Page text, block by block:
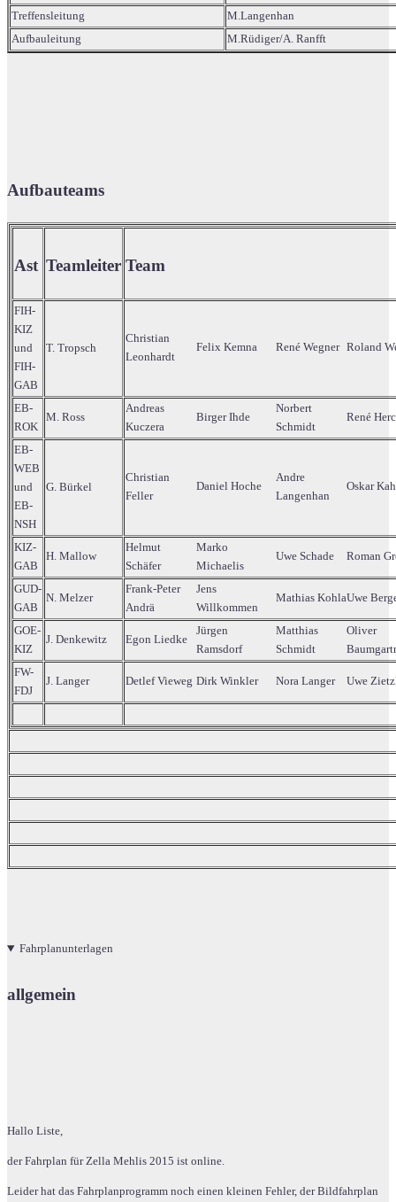
Treffensleitung
M.Langenhan
Aufbauleitung
M.Rüdiger/A. Ranfft
Aufbauteams
Ast Teamleiter Team
FIH-
KIZ
und
FIH-
GAB
T. Tropsch
Christian
Leonhardt
Felix Kemna René Wegner Roland
EB-
ROK
M. Ross
Andreas
Kuczera
Birger Ihde
Norbert
Schmidt
René
EB-
WEB
und
EB-
NSH
G. Bürkel
Christian
Feller
Daniel Hoche
Andre
Langenhan
Oskar
KIZ-
GAB
H. Mallow
Helmut
Schäfer
Marko
Michaelis
Uwe Schade Roman
GUD-
GAB
N. Melzer
Frank-Peter
Andrä
Jens
Willkommen
Mathias KohlaUwe
GOE-
KIZ
J. Denkewitz Egon Liedke
Jürgen
Ramsdorf
Matthias
Schmidt
Oliver
FW-
FDJ
J. Langer Detlef Vieweg Dirk Winkler Nora Langer Uwe
Fahrplanunterlagen
allgemein
Hallo Liste,
der Fahrplan für Zella Mehlis 2015 ist online.
Leider hat das Fahrplanprogramm noch einen kleinen Fehler, der Bildfahrplan